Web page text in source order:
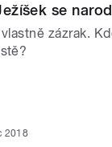
se
zázrak.
2018